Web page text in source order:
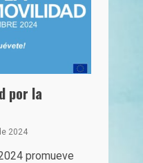
por la
2024
promueve